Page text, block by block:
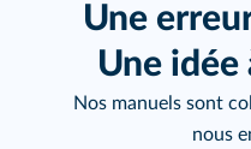
Une
Une idée
Nos manuels sont
nous